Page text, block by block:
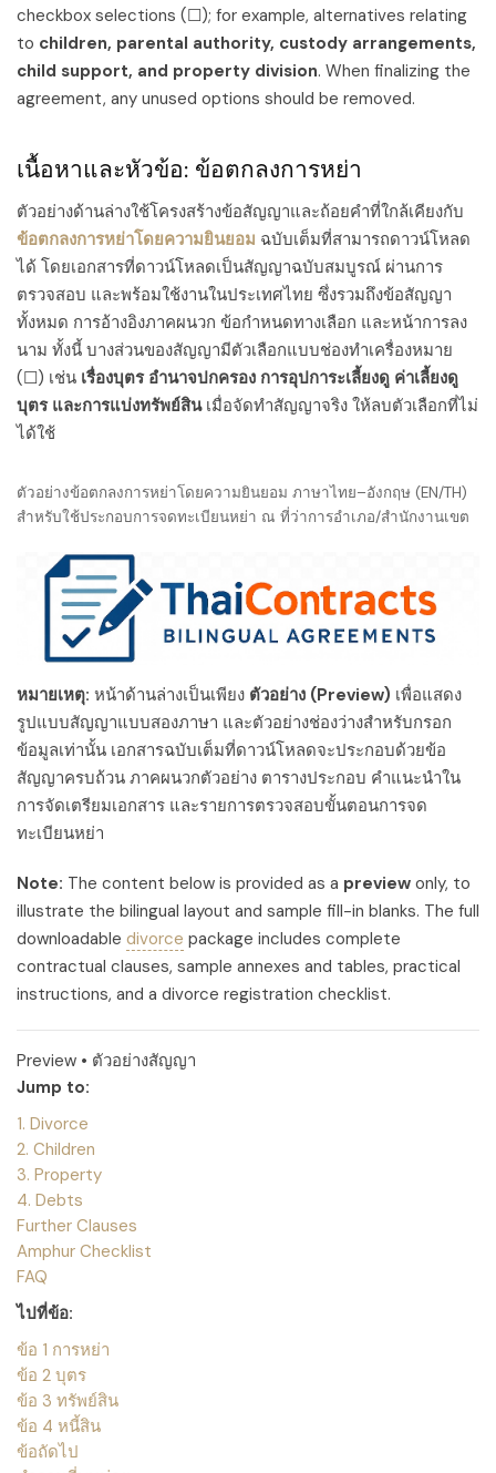
checkbox selections (☐); for example, alternatives relating
to children, parental authority, custody arrangements,
child support, and property division. When finalizing the
agreement, any unused options should be removed.
เนื้อหาและหัวข้อ: ข้อตกลงการหย่า
ตัวอย่างด้านล่างใช้โครงสร้างข้อสัญญาและถ้อยคำที่ใกล้เคียงกับ
ข้อตกลงการหย่าโดยความยินยอม ฉบับเต็มที่สามารถดาวน์โหลด
ได้ โดยเอกสารที่ดาวน์โหลดเป็นสัญญาฉบับสมบูรณ์ ผ่านการ
ตรวจสอบ และพร้อมใช้งานในประเทศไทย ซึ่งรวมถึงข้อสัญญา
ทั้งหมด การอ้างอิงภาคผนวก ข้อกำหนดทางเลือก และหน้าการลง
นาม ทั้งนี้ บางส่วนของสัญญามีตัวเลือกแบบช่องทำเครื่องหมาย
(☐) เช่น เรื่องบุตร อำนาจปกครอง การอุปการะเลี้ยงดู ค่าเลี้ยงดู
บุตร และการแบ่งทรัพย์สินเมื่อจัดทำสัญญาจริง ให้ลบตัวเลือกที่ไม่
ได้ใช้
ตัวอย่างข้อตกลงการหย่าโดยความยินยอม ภาษาไทย–อังกฤษ (EN/TH)
สำหรับใช้ประกอบการจดทะเบียนหย่า ณ ที่ว่าการอำเภอ/สำนักงานเขต
หมายเหตุ: หน้าด้านล่างเป็นเพียง ตัวอย่าง (Preview) เพื่อแสดง
รูปแบบสัญญาแบบสองภาษา และตัวอย่างช่องว่างสำหรับกรอก
ข้อมูลเท่านั้น เอกสารฉบับเต็มที่ดาวน์โหลดจะประกอบด้วยข้อ
สัญญาครบถ้วน ภาคผนวกตัวอย่าง ตารางประกอบ คำแนะนำใน
การจัดเตรียมเอกสาร และรายการตรวจสอบขั้นตอนการจด
ทะเบียนหย่า
Note: The content below is provided as a preview only, to
illustrate the bilingual layout and sample fill-in blanks. The full
downloadable divorce package includes complete
contractual clauses, sample annexes and tables, practical
instructions, and a divorce registration checklist.
Preview • ตัวอย่างสัญญา
Jump to:
1. Divorce
2. Children
3. Property
4. Debts
Further Clauses
Amphur Checklist
FAQ
ไปที่ข้อ:
ข้อ 1 การหย่า
ข้อ 2 บุตร
ข้อ 3 ทรัพย์สิน
ข้อ 4 หนี้สิน
ข้อถัดไป